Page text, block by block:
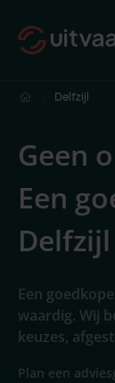
Delfzijl
Geen
Een
Delfzijl
Een
waardig. Wij
keuzes,
Plan een